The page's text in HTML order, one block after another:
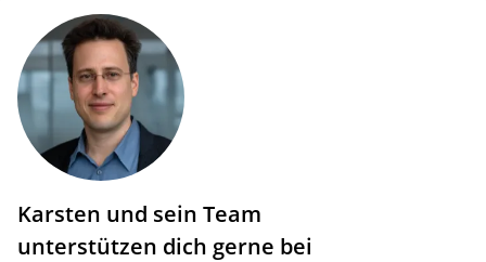
Karsten und sein Team
unterstützen dich gerne bei